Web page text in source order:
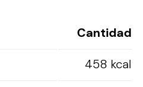
Cantidad
458 kcal